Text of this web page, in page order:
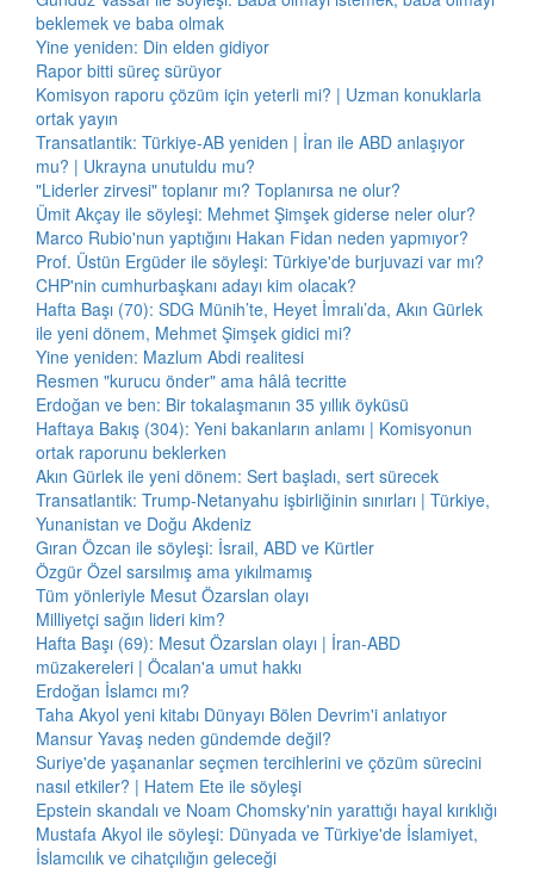
beklemek ve baba olmak
Yine yeniden: Din elden gidiyor
Rapor bitti süreç sürüyor
Komisyon raporu çözüm için yeterli mi? | Uzman konuklarla
ortak yayın
Transatlantik: Türkiye-AB yeniden | İran ile ABD anlaşıyor
mu? | Ukrayna unutuldu mu?
"Liderler zirvesi" toplanır mı? Toplanırsa ne olur?
Ümit Akçay ile söyleşi: Mehmet Şimşek giderse neler olur?
Marco Rubio'nun yaptığını Hakan Fidan neden yapmıyor?
Prof. Üstün Ergüder ile söyleşi: Türkiye'de burjuvazi var mı?
CHP'nin cumhurbaşkanı adayı kim olacak?
Hafta Başı (70): SDG Münih’te, Heyet İmralı’da, Akın Gürlek
ile yeni dönem, Mehmet Şimşek gidici mi?
Yine yeniden: Mazlum Abdi realitesi
Resmen "kurucu önder" ama hâlâ tecritte
Erdoğan ve ben: Bir tokalaşmanın 35 yıllık öyküsü
Haftaya Bakış (304): Yeni bakanların anlamı | Komisyonun
ortak raporunu beklerken
Akın Gürlek ile yeni dönem: Sert başladı, sert sürecek
Transatlantik: Trump-Netanyahu işbirliğinin sınırları | Türkiye,
Yunanistan ve Doğu Akdeniz
Gıran Özcan ile söyleşi: İsrail, ABD ve Kürtler
Özgür Özel sarsılmış ama yıkılmamış
Tüm yönleriyle Mesut Özarslan olayı
Milliyetçi sağın lideri kim?
Hafta Başı (69): Mesut Özarslan olayı | İran-ABD
müzakereleri | Öcalan'a umut hakkı
Erdoğan İslamcı mı?
Taha Akyol yeni kitabı Dünyayı Bölen Devrim'i anlatıyor
Mansur Yavaş neden gündemde değil?
Suriye'de yaşananlar seçmen tercihlerini ve çözüm sürecini
nasıl etkiler? | Hatem Ete ile söyleşi
Epstein skandalı ve Noam Chomsky'nin yarattığı hayal kırıklığı
Mustafa Akyol ile söyleşi: Dünyada ve Türkiye'de İslamiyet,
İslamcılık ve cihatçılığın geleceği